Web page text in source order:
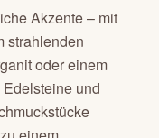
Akzente – mit
strahlenden
oder einem
und